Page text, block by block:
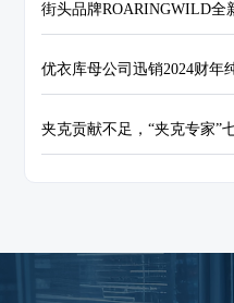
街头品牌ROARINGWILD全
优衣库母公司迅销2024财年
夹克贡献不足，“夹克专家”